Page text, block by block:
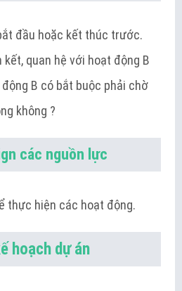
đầu hoặc kết thúc trước.
kết, quan hệ với hoạt động B
B có bắt buộc phải chờ
không ?
các nguồn lực
thực hiện các hoạt động.
hoạch dự án